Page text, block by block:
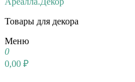
Товары для декора
Меню
0
0,00 ₽